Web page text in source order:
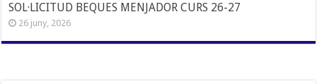
SOL·LICITUD BEQUES MENJADOR CURS 26-27
26 juny, 2026